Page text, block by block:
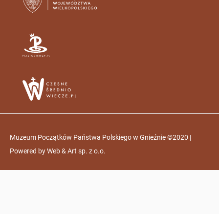
Muzeum Początków Państwa Polskiego w Gnieźnie ©2020 |
Powered byWeb & Art sp. z o.o.